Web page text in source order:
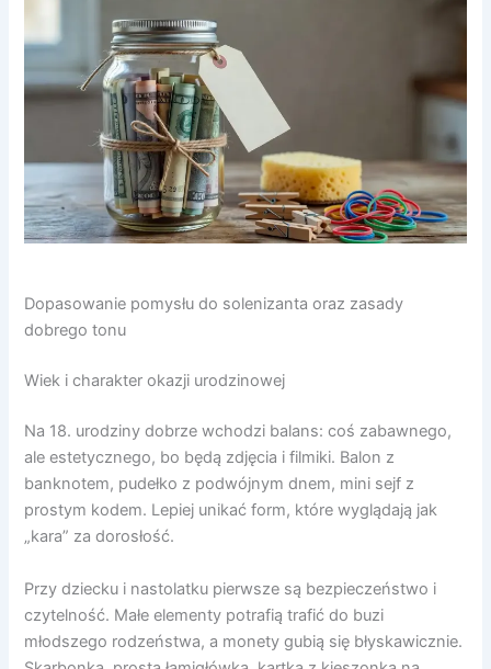
Dopasowanie pomysłu do solenizanta oraz zasady
dobrego tonu
Wiek i charakter okazji urodzinowej
Na 18. urodziny dobrze wchodzi balans: coś zabawnego,
ale estetycznego, bo będą zdjęcia i filmiki. Balon z
banknotem, pudełko z podwójnym dnem, mini sejf z
prostym kodem. Lepiej unikać form, które wyglądają jak
„kara” za dorosłość.
Przy dziecku i nastolatku pierwsze są bezpieczeństwo i
czytelność. Małe elementy potrafią trafić do buzi
młodszego rodzeństwa, a monety gubią się błyskawicznie.